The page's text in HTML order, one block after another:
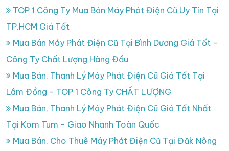
TOP 1 Công Ty Mua Bán Máy Phát Điện Cũ Uy Tín Tại
TP.HCM Giá Tốt
Mua Bán Máy Phát Điện Cũ Tại Bình Dương Giá Tốt –
Công Ty Chất Lượng Hàng Đầu
Mua Bán, Thanh Lý Máy Phát Điện Cũ Giá Tốt Tại
Lâm Đồng - TOP 1 Công Ty CHẤT LƯỢNG
Mua Bán, Thanh Lý Máy Phát Điện Cũ Giá Tốt Nhất
Tại Kom Tum - Giao Nhanh Toàn Quốc
Mua Bán, Cho Thuê Máy Phát Điện Cũ Tại Đăk Nông